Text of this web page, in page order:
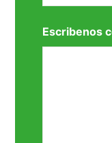
Escribenos